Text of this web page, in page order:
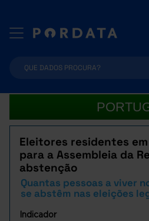
Eleitores residentes
para a Assembleia da
abstenção
Quantas pessoas a viver
se abstêm nas eleições
Indicador